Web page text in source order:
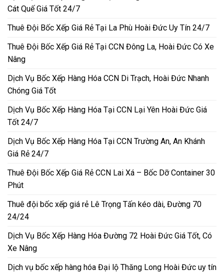
Cát Quế Giá Tốt 24/7
Thuê Đội Bốc Xếp Giá Rẻ Tại La Phù Hoài Đức Uy Tín 24/7
Thuê Đội Bốc Xếp Giá Rẻ Tại CCN Đông La, Hoài Đức Có Xe
Nâng
Dịch Vụ Bốc Xếp Hàng Hóa CCN Di Trạch, Hoài Đức Nhanh
Chóng Giá Tốt
Dịch Vụ Bốc Xếp Hàng Hóa Tại CCN Lại Yên Hoài Đức Giá
Tốt 24/7
Dịch Vụ Bốc Xếp Hàng Hóa Tại CCN Trường An, An Khánh
Giá Rẻ 24/7
Thuê Đội Bốc Xếp Giá Rẻ CCN Lai Xá – Bốc Dỡ Container 30
Phút
Thuê đội bốc xếp giá rẻ Lê Trọng Tấn kéo dài, Đường 70
24/24
Dịch Vụ Bốc Xếp Hàng Hóa Đường 72 Hoài Đức Giá Tốt, Có
Xe Nâng
Dịch vụ bốc xếp hàng hóa Đại lộ Thăng Long Hoài Đức uy tín